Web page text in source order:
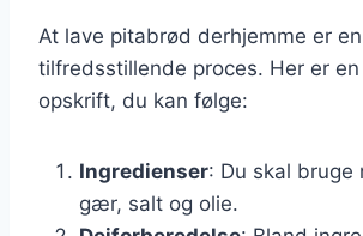
At lave pitabrød derhjemme er
tilfredsstillende proces. Her er en
opskrift, du kan følge:
Ingredienser: Du skal bruge
gær, salt og olie.